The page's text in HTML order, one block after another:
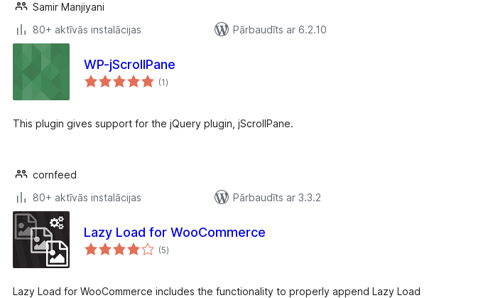
Samir Manjiyani
80+ aktīvās instalācijas
Pārbaudīts ar 6.2.10
WP-jScrollPane
(1vērtējumu
kopsumma
)
This plugin gives support for the jQuery plugin, jScrollPane.
cornfeed
80+ aktīvās instalācijas
Pārbaudīts ar 3.3.2
Lazy Load for WooCommerce
(5vērtējumu
kopsumma
)
Lazy Load for WooCommerce includes the functionality to properly append Lazy Load